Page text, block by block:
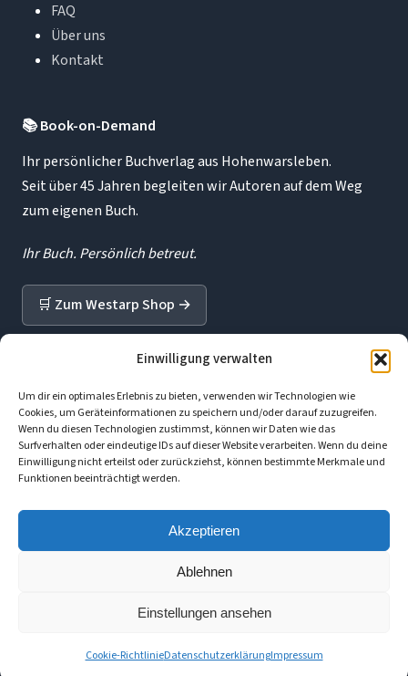
Einwilligung verwalten
Um dir ein optimales Erlebnis zu bieten, verwenden wir Technologien wie
Cookies, um Geräteinformationen zu speichern und/oder darauf zuzugreifen.
Wenn du diesen Technologien zustimmst, können wir Daten wie das
Surfverhalten oder eindeutige IDs auf dieser Website verarbeiten. Wenn du deine
Einwilligung nicht erteilst oder zurückziehst, können bestimmte Merkmale und
Funktionen beeinträchtigt werden.
Akzeptieren
Ablehnen
Einstellungen ansehen
Cookie-RichtlinieDatenschutzerklärungImpressum
FAQ
Über uns
Kontakt
📚Book-on-Demand
Ihr persönlicher Buchverlag aus Hohenwarsleben.
Seit über 45 Jahren begleiten wir Autoren auf dem Weg
zum eigenen Buch.
Ihr Buch. Persönlich betreut.
🛒 Zum Westarp Shop →
🔒Sicher & Seriös
✅ Deutscher Anbieter
✅ DSGVO-konform
✅ Persönliche Beratung
✅ Transparente Preise
AGB|Barrierefreiheit